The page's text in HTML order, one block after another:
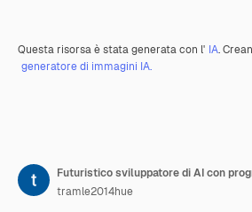
Questa risorsa è stata generata con l' IA.
generatore di immagini IA.
tramle2014hue